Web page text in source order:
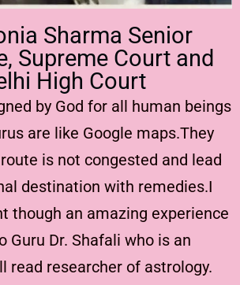
Sharma Senior
Supreme Court and
High Court
by God for all human beings
are like Google maps.They
is not congested and lead
destination with remedies.I
though an amazing experience
Guru Dr. Shafali who is an
read researcher of astrology.